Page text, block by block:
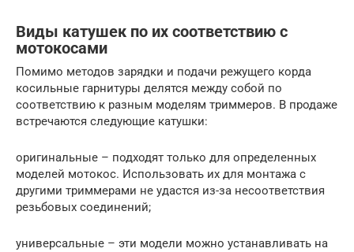
Виды катушек по их соответствию с
мотокосами
Помимо методов зарядки и подачи режущего корда
косильные гарнитуры делятся между собой по
соответствию к разным моделям триммеров. В продаже
встречаются следующие катушки:
оригинальные – подходят только для определенных
моделей мотокос. Использовать их для монтажа с
другими триммерами не удастся из-за несоответствия
резьбовых соединений;
универсальные – эти модели можно устанавливать на